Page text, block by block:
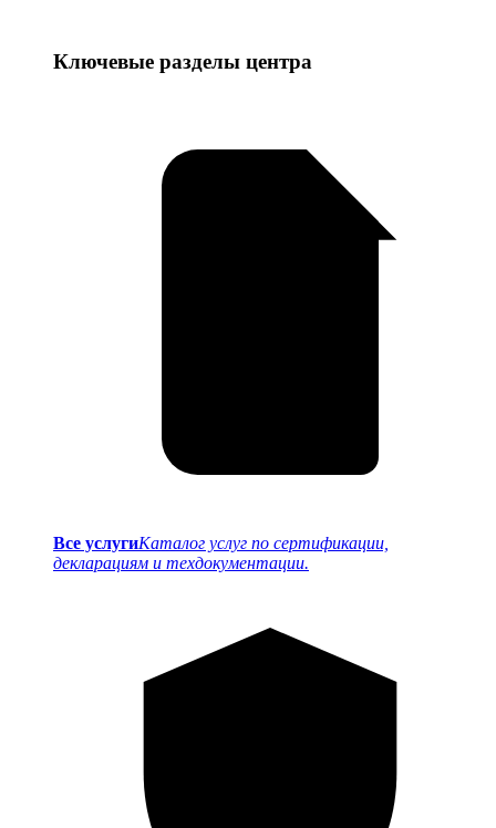
Ключевые разделы центра
Все услугиКаталог услуг по сертификации,
декларациям и техдокументации.